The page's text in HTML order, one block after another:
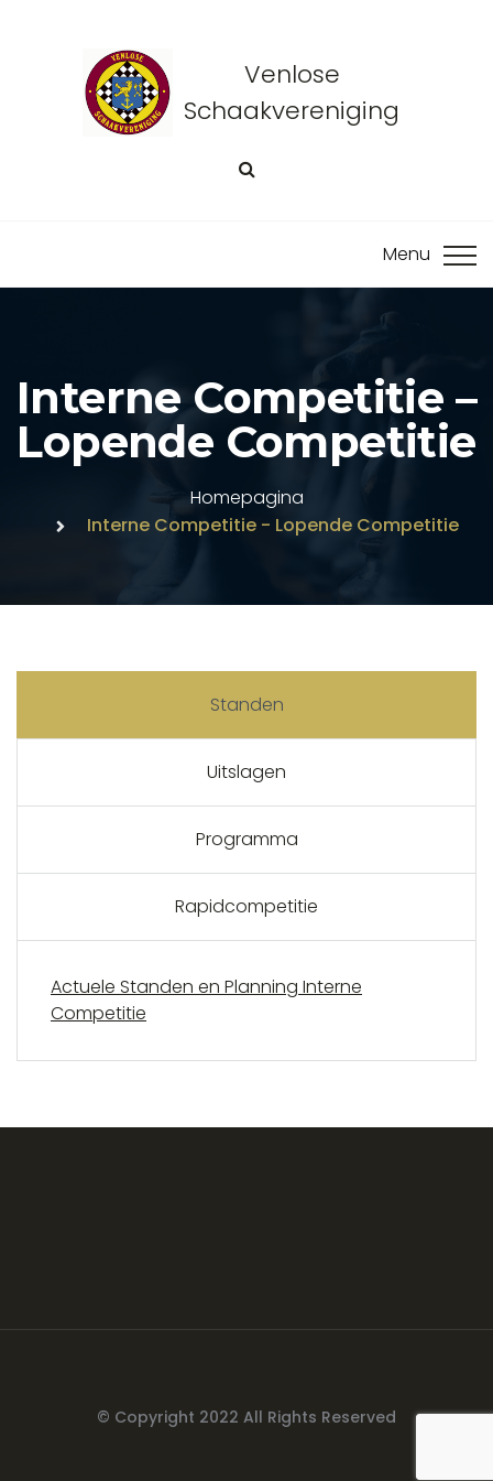
Venlose
Schaakvereniging
Interne Competitie –
Lopende Competitie
Homepagina
Interne Competitie - Lopende Competitie
Standen
Uitslagen
Programma
Rapidcompetitie
Actuele Standen en Planning Interne
Competitie
© Copyright 2022 All Rights Reserved